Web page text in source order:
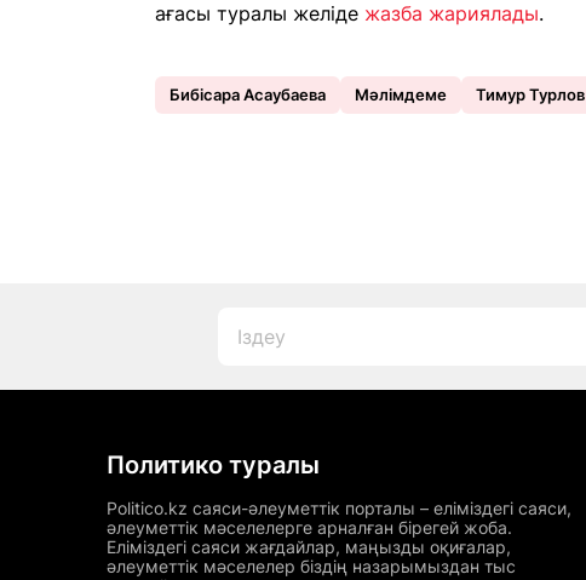
ағасы туралы желіде жазба жариялады.
Бибісара Асаубаева Мәлімдеме Тимур Турлов
Политико туралы
Politico.kz саяси-әлеуметтік порталы – еліміздегі саяси,
әлеуметтік мәселелерге арналған бірегей жоба.
Еліміздегі саяси жағдайлар, маңызды оқиғалар,
әлеуметтік мәселелер біздің назарымыздан тыс